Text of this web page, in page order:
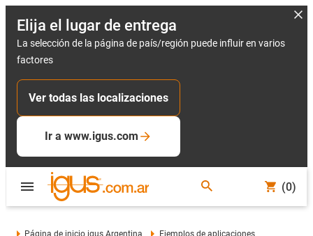
Elija el lugar de entrega
La selección de la página de país/región puede influir en varios
factores
Ver todas las localizaciones
Ir a www.igus.com
(0)
Página de inicio igus Argentina
Ejemplos de aplicaciones